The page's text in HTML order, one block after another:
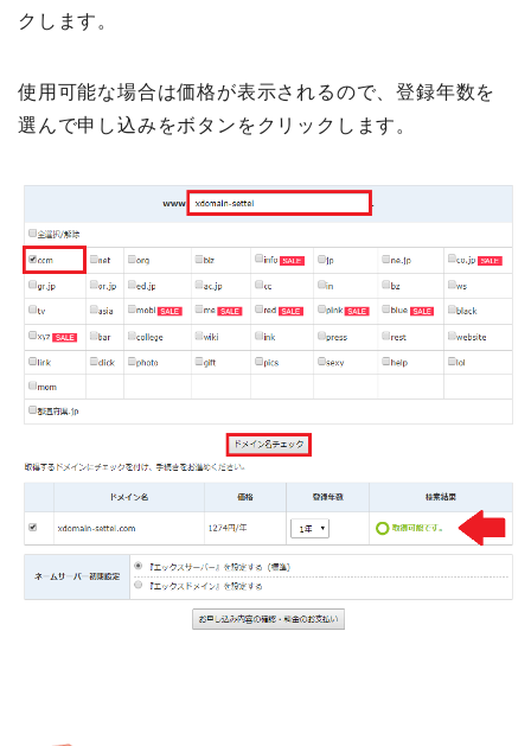
クします。
使用可能な場合は価格が表示されるので、登録年数を
選んで申し込みをボタンをクリックします。